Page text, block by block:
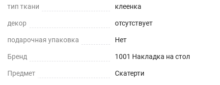
Гипоаллергенно
Не желтеет со временем
Не нужно клеить
тип ткани клеенка
декор отсутствует
подарочная упаковка Нет
Бренд 1001 Накладка на стол
Предмет Скатерти